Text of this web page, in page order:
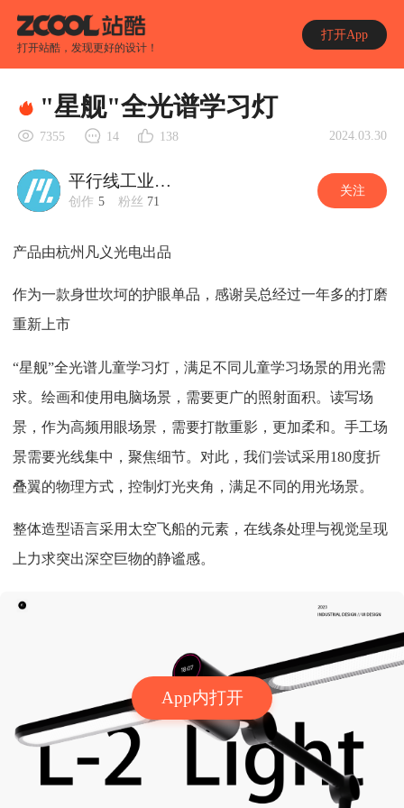
打开站酷，发现更好的设计！
打开App
App内打开
"星舰"全光谱学习灯
7355 14 138 2024.03.30
平行线工业设计
创作 5 粉丝 71
关注
产品由杭州凡义光电出品
作为一款身世坎坷的护眼单品，感谢吴总经过一年多的打磨
重新上市
“星舰”全光谱儿童学习灯，满足不同儿童学习场景的用光需
求。绘画和使用电脑场景，需要更广的照射面积。读写场
景，作为高频用眼场景，需要打散重影，更加柔和。手工场
景需要光线集中，聚焦细节。对此，我们尝试采用180度折
叠翼的物理方式，控制灯光夹角，满足不同的用光场景。
整体造型语言采用太空飞船的元素，在线条处理与视觉呈现
上力求突出深空巨物的静谧感。